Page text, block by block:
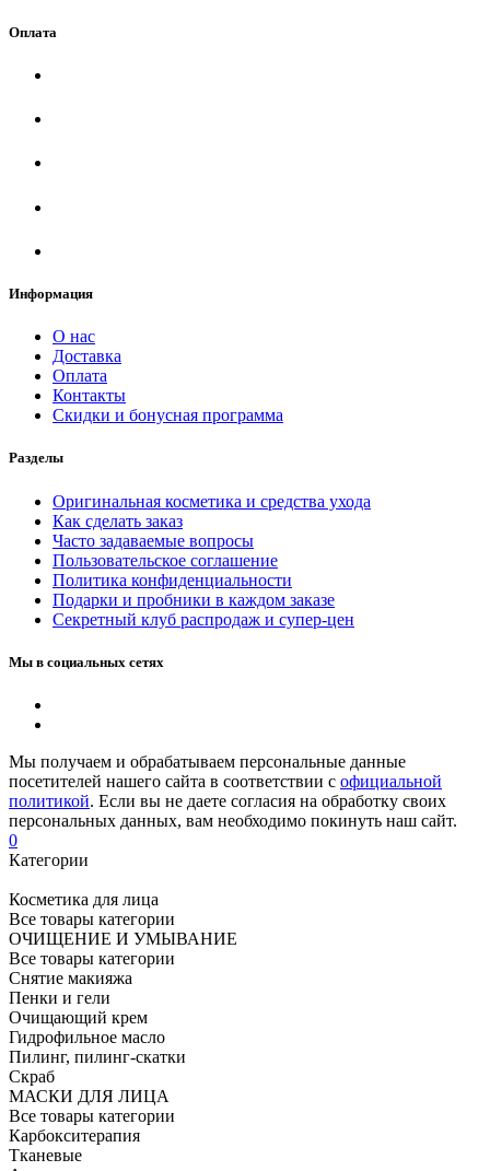
Оплата
Информация
О нас
Доставка
Оплата
Контакты
Скидки и бонусная программа
Разделы
Оригинальная косметика и средства ухода
Как сделать заказ
Часто задаваемые вопросы
Пользовательское соглашение
Политика конфиденциальности
Подарки и пробники в каждом заказе
Секретный клуб распродаж и супер-цен
Мы в социальных сетях
Мы получаем и обрабатываем персональные данные
посетителей нашего сайта в соответствии с официальной
политикой. Если вы не даете согласия на обработку своих
персональных данных, вам необходимо покинуть наш сайт.
0
Категории
Косметика для лица
Все товары категории
ОЧИЩЕНИЕ И УМЫВАНИЕ
Все товары категории
Снятие макияжа
Пенки и гели
Очищающий крем
Гидрофильное масло
Пилинг, пилинг-скатки
Скраб
МАСКИ ДЛЯ ЛИЦА
Все товары категории
Карбокситерапия
Тканевые